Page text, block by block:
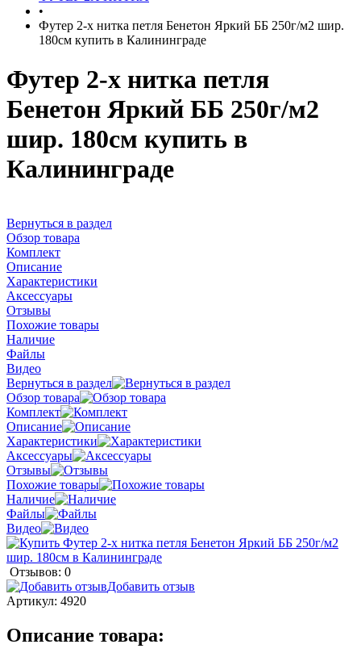
•
Футер 2-х нитка петля Бенетон Яркий ББ 250г/м2 шир.
180см купить в Калининграде
Футер 2-х нитка петля
Бенетон Яркий ББ 250г/м2
шир. 180см купить в
Калининграде
Вернуться в раздел
Обзор товара
Комплект
Описание
Характеристики
Аксессуары
Отзывы
Похожие товары
Наличие
Файлы
Видео
Вернуться в раздел
Обзор товара
Комплект
Описание
Характеристики
Аксессуары
Отзывы
Похожие товары
Наличие
Файлы
Видео
Отзывов: 0
Добавить отзыв
Артикул: 4920
Описание товара: